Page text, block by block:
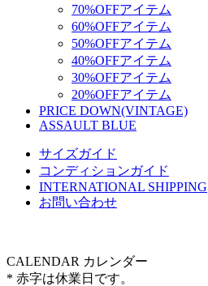
70%OFFアイテム
60%OFFアイテム
50%OFFアイテム
40%OFFアイテム
30%OFFアイテム
20%OFFアイテム
PRICE DOWN(VINTAGE)
ASSAULT BLUE
サイズガイド
コンディションガイド
INTERNATIONAL SHIPPING
お問い合わせ
CALENDAR カレンダー
* 赤字は休業日です。